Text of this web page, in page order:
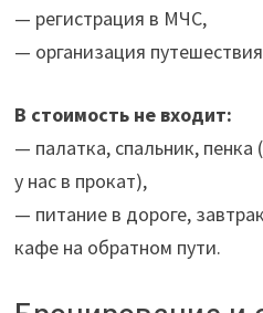
— регистрация в МЧС,
— организация
В стоимость не входит:
— палатка, спальник, пенка
у нас в прокат),
— питание в дороге,
кафе на обратном пути.